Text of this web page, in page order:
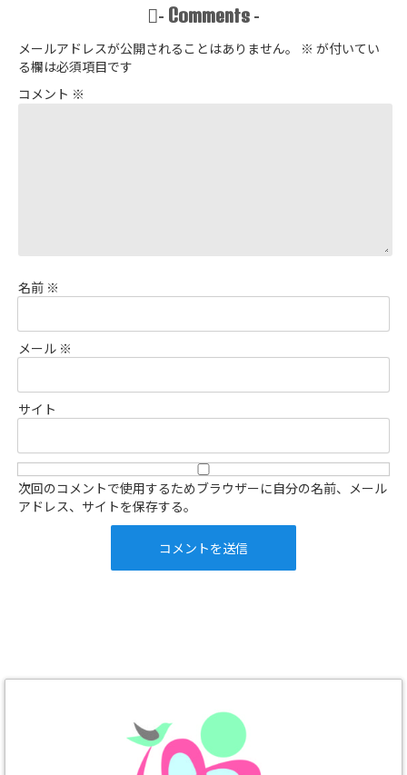
- Comments -
メールアドレスが公開されることはありません。 ※ が付いてい
る欄は必須項目です
コメント ※
名前 ※
メール ※
サイト
次回のコメントで使用するためブラウザーに自分の名前、メール
アドレス、サイトを保存する。